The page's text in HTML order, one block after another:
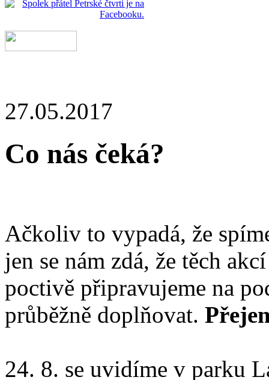
27.05.2017
Co nás čeká?
Ačkoliv to vypadá, že
jen se nám zdá, že těch
poctivě připravujeme na
průběžně doplňovat.
24. 8. se uvidíme v parku